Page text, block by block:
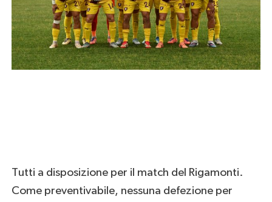
Tutti a disposizione per il match del Rigamonti.
Come preventivabile, nessuna defezione per